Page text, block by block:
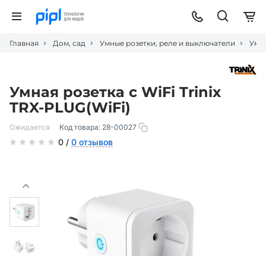
Главная Дом, сад Умные розетки, реле и выключатели
Умная розетка с WiFi Trinix
TRX-PLUG(WiFi)
Ожидается Код товара: 28-00027
0 / 0 отзывов